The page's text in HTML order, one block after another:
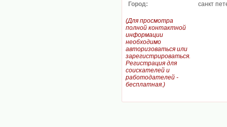
Город:
санкт
(Для просмотра
полной контактной
информации
необходимо
авторизоваться или
зарегистрироваться.
Регистрация для
соискателей и
работодателей -
бесплатная.)